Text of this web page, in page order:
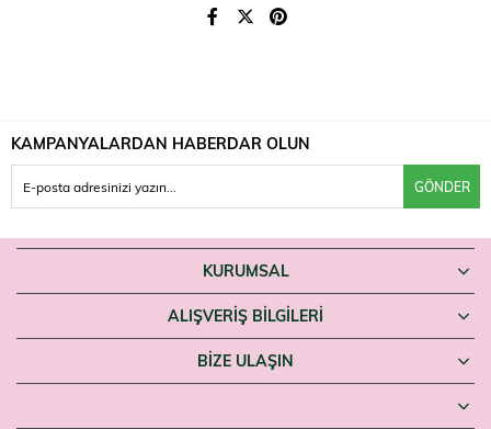
Alkol içerir; ateş ve ısı kaynaklarından uzak tutun. Yalnızca harici
kullanım içindir. Gözle ve tahriş olmuş ciltle temasından kaçının; temas
KAMPANYALARDAN HABERDAR OLUN
GÖNDER
KURUMSAL
ALIŞVERİŞ BİLGİLERİ
BIZE ULAŞIN